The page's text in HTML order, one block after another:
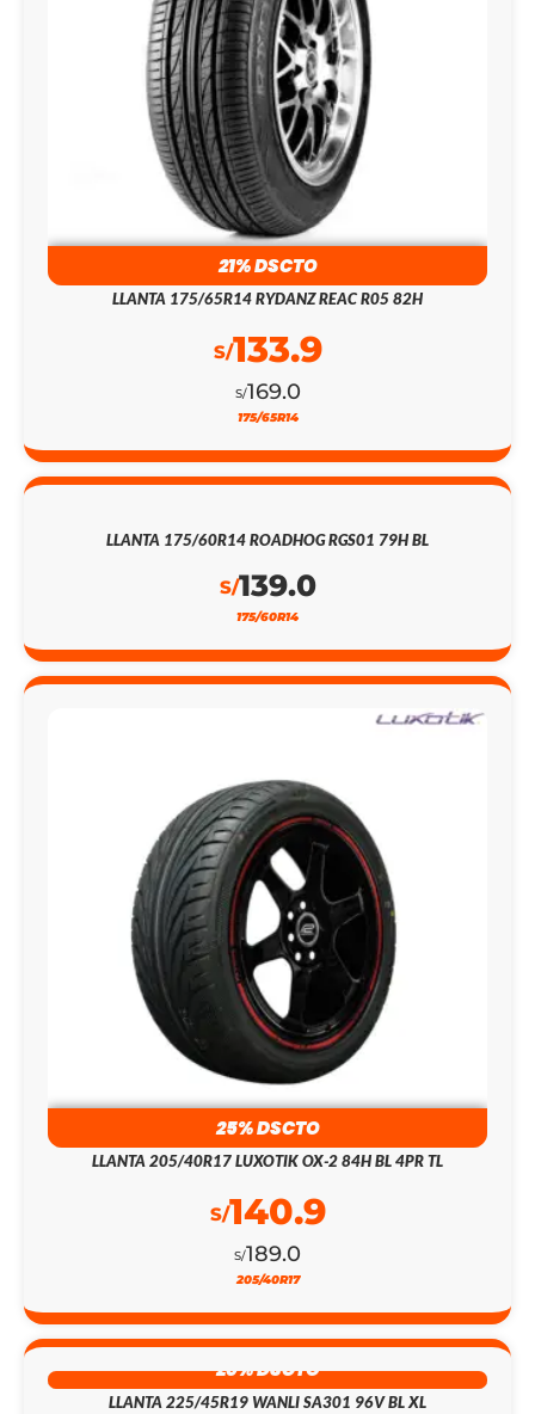
21% DSCTO
LLANTA 175/65R14 RYDANZ REAC R05 82H
S/169.0
S/133.9
175/65R14
LLANTA 175/60R14 ROADHOG RGS01 79H BL
S/139.0
175/60R14
25% DSCTO
LLANTA 205/40R17 LUXOTIK OX-2 84H BL 4PR TL
S/189.0
S/140.9
205/40R17
20% DSCTO
LLANTA 225/45R19 WANLI SA301 96V BL XL